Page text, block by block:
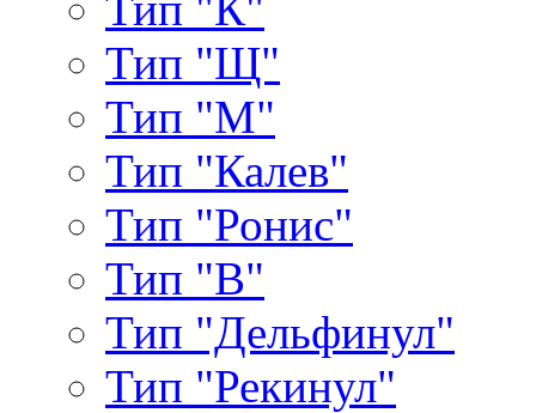
Тип "Щ"
Тип "М"
Тип "Калев"
Тип "Ронис"
Тип "В"
Тип "Дельфинул"
Тип "Рекинул"